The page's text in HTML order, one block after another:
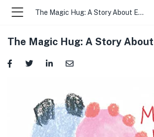
The Magic Hug: A Story About Emotions
The Magic Hug: A Story